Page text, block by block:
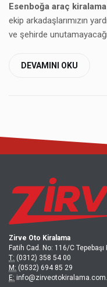
Esenboğa araç kiralama
ekip arkadaşlarımızın
ve şehirde
DEVAMINI OKU
Zirve Oto Kiralama
Fatih Cad. No: 116/C
T: (0312) 358 54 00
M: (0532) 694 85 29
E: